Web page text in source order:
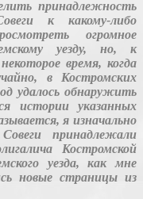
принадлежность
к какому-либо
огромное
уезду, но, к
время, когда
в Костромских
удалось обнаружить
истории указанных
я изначально
принадлежали
Костромской
уезда, как мне
новые страницы из